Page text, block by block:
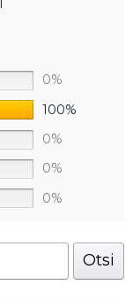
0%
100%
0%
0%
0%
Otsi